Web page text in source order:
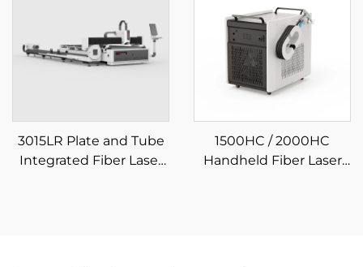
3015LR Plate and Tube
Integrated Fiber Laser
1500HC / 2000HC
Handheld Fiber Laser